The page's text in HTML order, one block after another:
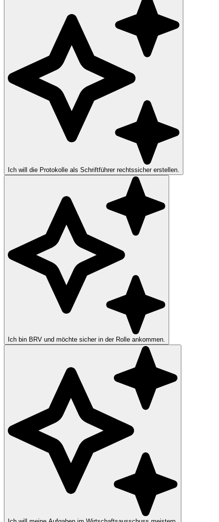
Ich will die Protokolle als Schriftführer rechtssicher erstellen.
Ich bin BRV und möchte sicher in der Rolle ankommen.